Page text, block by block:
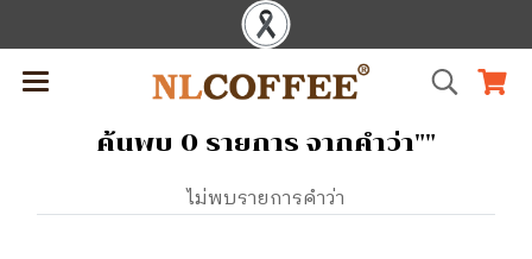
ค้นพบ 0 รายการ จากคำว่า""
ไม่พบรายการคำว่า